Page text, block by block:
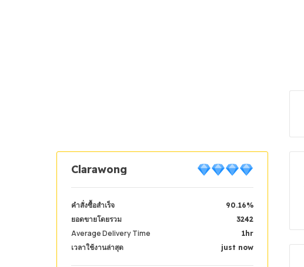
Clarawong
คำสั่งซื้อสำเร็จ 90.16%
ยอดขายโดยรวม 3242
Average Delivery Time 1hr
เวลาใช้งานล่าสุด just now